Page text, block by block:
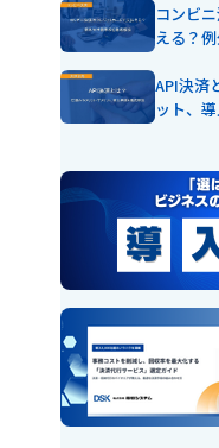
コンビ
える？
API決済
ット、